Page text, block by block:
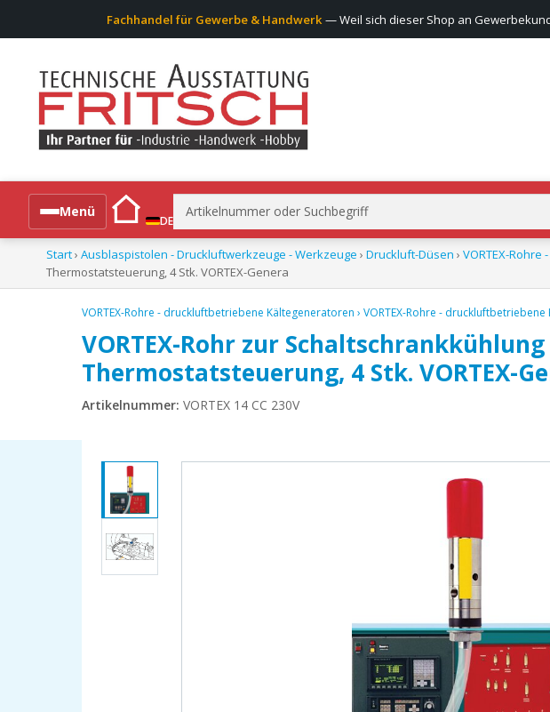
Fachhandel für Gewerbe & Handwerk — Weil sich dieser Shop an
Menü
DE
Suchen
nach:
Alle Produkte
Start› Ausblaspistolen - Druckluftwerkzeuge - Werkzeuge › Druckluft-Düsen › VORTEX-
Thermostatsteuerung, 4 Stk. VORTEX-Genera
VORTEX-Rohre - druckluftbetriebene Kältegeneratoren › VORTEX-Rohre -
VORTEX-Rohr zur
Thermostatsteuerung, 4 Stk. VORTEX-
Artikelnummer: VORTEX 14 CC 230V